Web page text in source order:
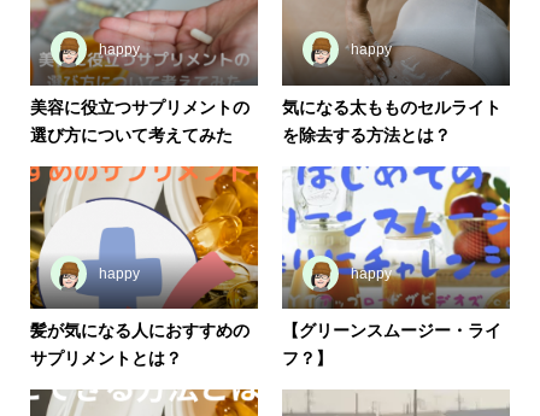
happy
美容に役立つサプリメントの
選び方について考えてみた
happy
気になる太もものセルライト
を除去する方法とは？
happy
髪が気になる人におすすめの
サプリメントとは？
happy
【グリーンスムージー・ライ
フ？】